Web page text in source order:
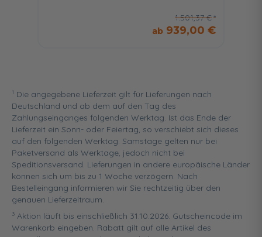
1.501,37 €
939,00 €
1 Die angegebene Lieferzeit gilt für Lieferungen nach
Deutschland und ab dem auf den Tag des
Zahlungseinganges folgenden Werktag. Ist das Ende der
Lieferzeit ein Sonn- oder Feiertag, so verschiebt sich dieses
auf den folgenden Werktag. Samstage gelten nur bei
Paketversand als Werktage, jedoch nicht bei
Speditionsversand. Lieferungen in andere europäische Länder
können sich um bis zu 1 Woche verzögern. Nach
Bestelleingang informieren wir Sie rechtzeitig über den
genauen Lieferzeitraum.
3 Aktion läuft bis einschließlich 31.10.2026. Gutscheincode im
Warenkorb eingeben. Rabatt gilt auf alle Artikel des